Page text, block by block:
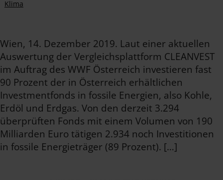
Klima
Wien, 14. Dezember 2019. Laut einer aktuellen
Auswertung der Vergleichsplattform CLEANVEST
im Auftrag des WWF Österreich investieren fast
90 Prozent der in Österreich erhältlichen
Investmentfonds in fossile Energien, also Kohle,
Erdöl und Erdgas. Von den derzeit 3.294
überprüften Fonds mit einem Volumen von 190
Milliarden Euro tätigen 2.934 noch Investitionen
in fossile Energieträger (89 Prozent). […]